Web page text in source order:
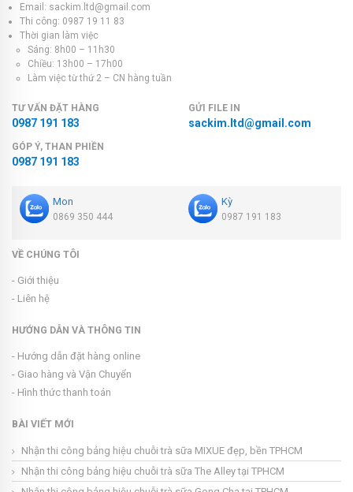
Email: sackim.ltd@gmail.com
Thi công: 0987 19 11 83
Thời gian làm việc
Sáng: 8h00 – 11h30
Chiều: 13h00 – 17h00
Làm việc từ thứ 2 – CN hàng tuần
TƯ VẤN ĐẶT HÀNG
0987 191 183
GỬI FILE IN
sackim.ltd@gmail.com
GÓP Ý, THAN PHIỀN
0987 191 183
Mon
0869 350 444
Kỳ
0987 191 183
VỀ CHÚNG TÔI
- Giới thiệu
- Liên hệ
HƯỚNG DẪN VÀ THÔNG TIN
- Hướng dẫn đặt hàng online
- Giao hàng và Vận Chuyển
- Hình thức thanh toán
BÀI VIẾT MỚI
Nhận thi công bảng hiệu chuỗi trà sữa MIXUE đẹp, bền TPHCM
Nhận thi công bảng hiệu chuỗi trà sữa The Alley tại TPHCM